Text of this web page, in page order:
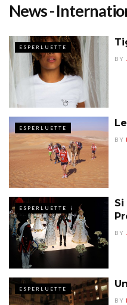
News -
ESPERLUETTE
BY
ESPERLUETTE
BY
ESPERLUETTE
Si
BY
ESPERLUETTE
BY